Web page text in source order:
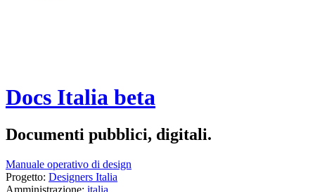
Docs Italia beta
Documenti pubblici, digitali.
Manuale operativo di design
Progetto: Designers Italia
Amministrazione: italia